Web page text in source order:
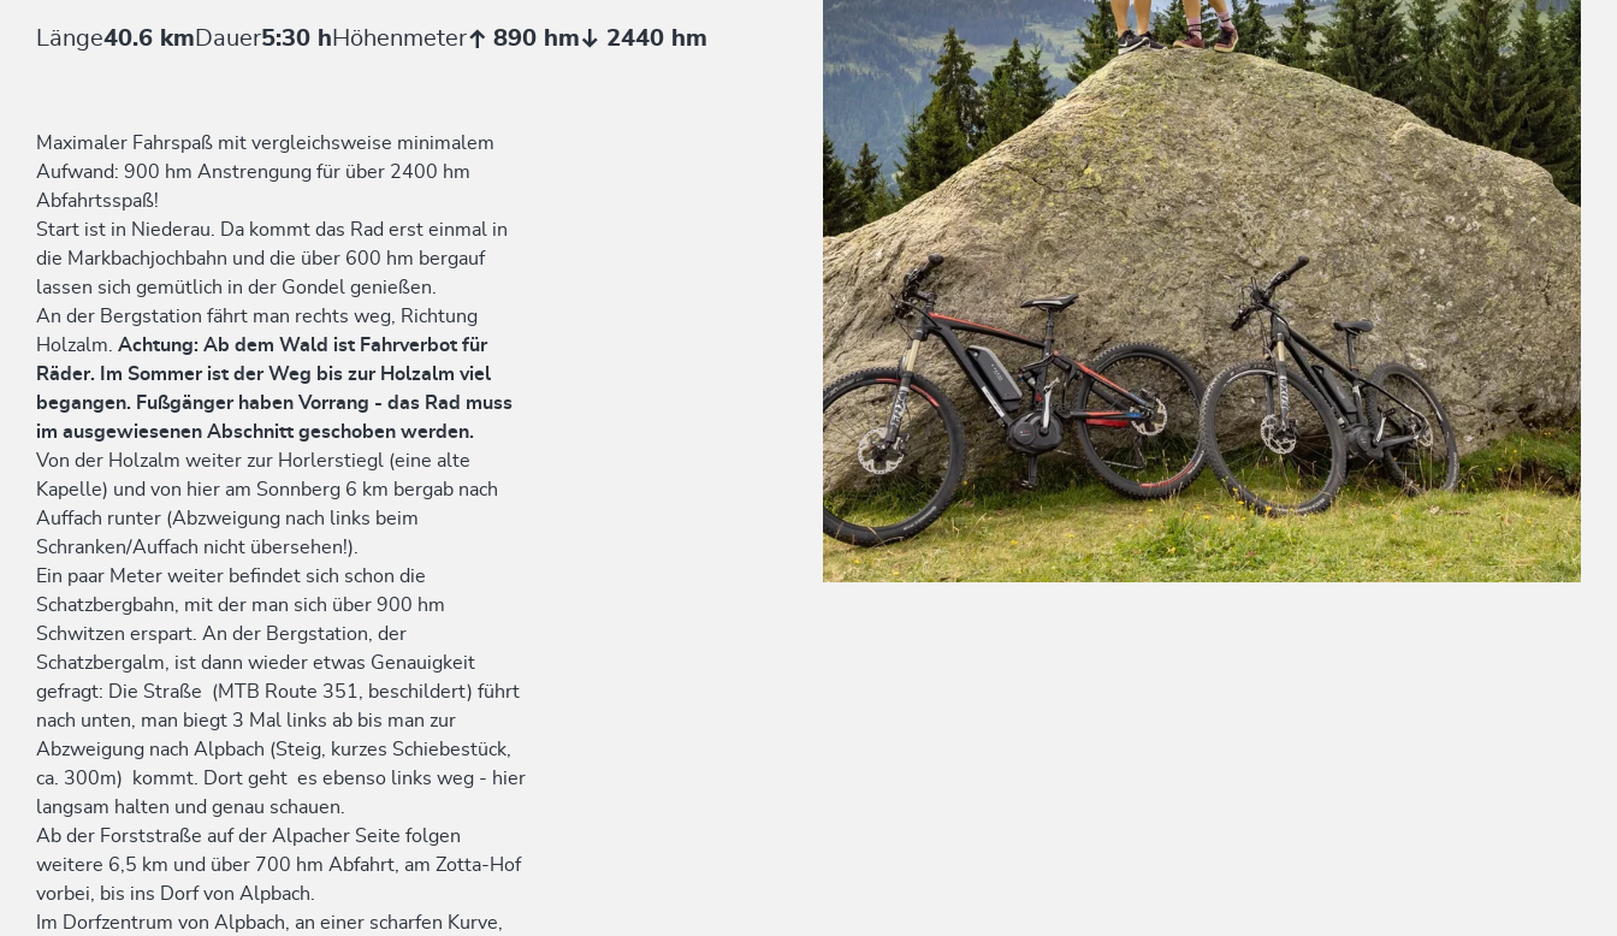
Länge40.6 km Dauer5:30 h Höhenmeter 890 hm 2440 hm
Maximaler Fahrspaß mit vergleichsweise minimalem
Aufwand: 900 hm Anstrengung für über 2400 hm
Abfahrtsspaß!
Start ist in Niederau. Da kommt das Rad erst einmal in
die Markbachjochbahn und die über 600 hm bergauf
lassen sich gemütlich in der Gondel genießen.
An der Bergstation fährt man rechts weg, Richtung
Holzalm. Achtung: Ab dem Wald ist Fahrverbot für
Räder. Im Sommer ist der Weg bis zur Holzalm viel
begangen. Fußgänger haben Vorrang - das Rad muss
im ausgewiesenen Abschnitt geschoben werden.
Von der Holzalm weiter zur Horlerstiegl (eine alte
Kapelle) und von hier am Sonnberg 6 km bergab nach
Auffach runter (Abzweigung nach links beim
Schranken/Auffach nicht übersehen!).
Ein paar Meter weiter befindet sich schon die
Schatzbergbahn, mit der man sich über 900 hm
Schwitzen erspart. An der Bergstation, der
Schatzbergalm, ist dann wieder etwas Genauigkeit
gefragt: Die Straße (MTB Route 351, beschildert) führt
nach unten, man biegt 3 Mal links ab bis man zur
Abzweigung nach Alpbach (Steig, kurzes Schiebestück,
ca. 300m) kommt. Dort geht es ebenso links weg - hier
langsam halten und genau schauen.
Ab der Forststraße auf der Alpacher Seite folgen
weitere 6,5 km und über 700 hm Abfahrt, am Zotta-Hof
vorbei, bis ins Dorf von Alpbach.
Im Dorfzentrum von Alpbach, an einer scharfen Kurve,